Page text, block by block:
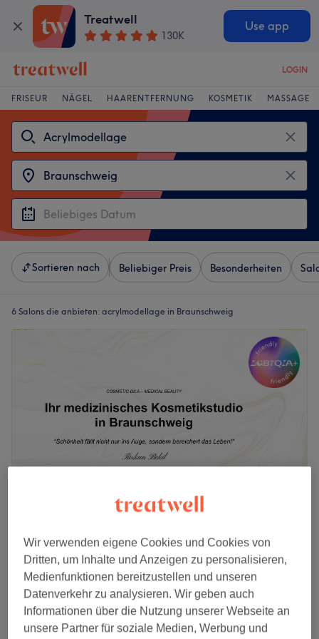
Treatwell
130K
Use app
LOGIN
FRISEUR NÄGEL HAARENTFERNUNG KOSMETIK MASSAGE
Sortieren nach Beliebiger Preis Besonderheiten
6 Salons die anbieten: acrylmodellage in Braunschweig
Cosmetic Dila
4,8
1178 Bewertungen
Innenstadt, Braunschweig
Auf Karte anzeigen
Modellage
10 Min. - 1 Std. 10 Min.
Maniküre
Wir verwenden eigene Cookies und Cookies von
Dritten, um Inhalte und Anzeigen zu personalisieren,
Medienfunktionen bereitzustellen und unseren
Datenverkehr zu analysieren. Wir geben auch
Informationen über die Nutzung unserer Webseite an
unsere Partner für soziale Medien, Werbung und